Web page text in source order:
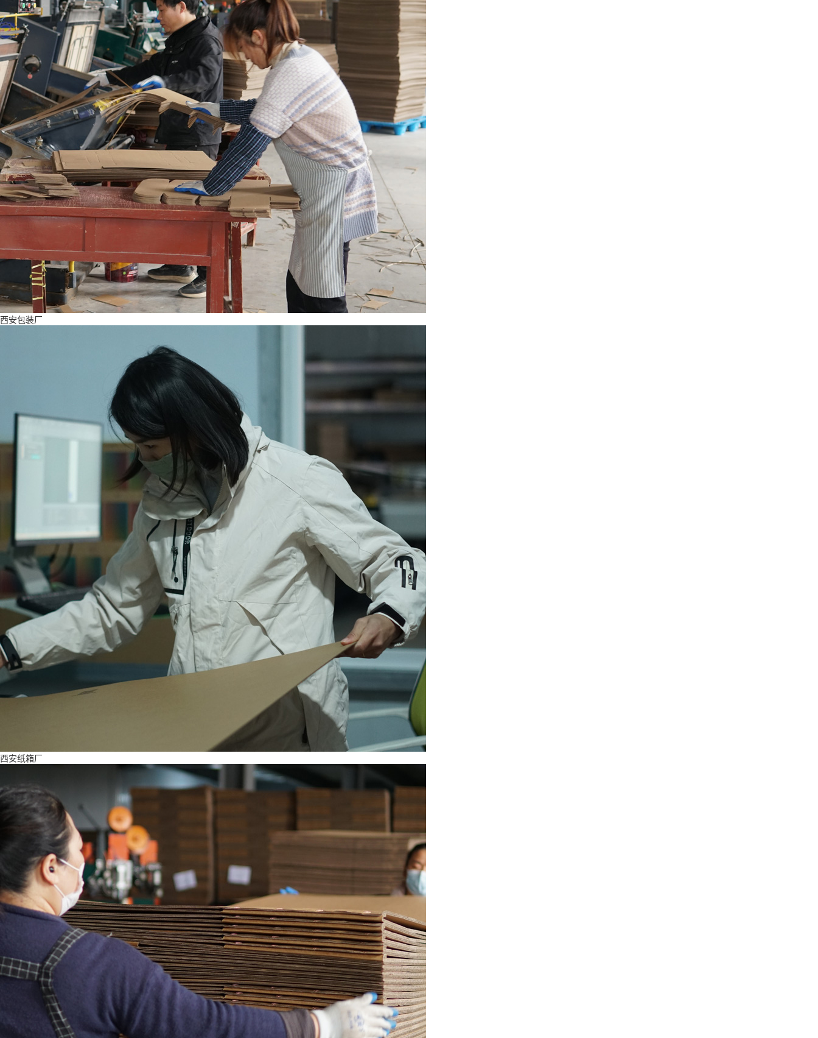
西安包装厂
西安纸箱厂